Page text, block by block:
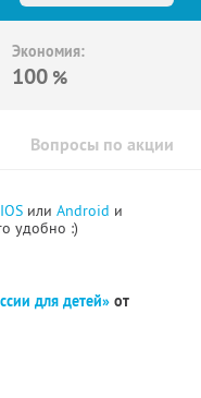
Экономия:
100 %
Вопросы по акции
IOS или Android и
удобно :)
для детей» от